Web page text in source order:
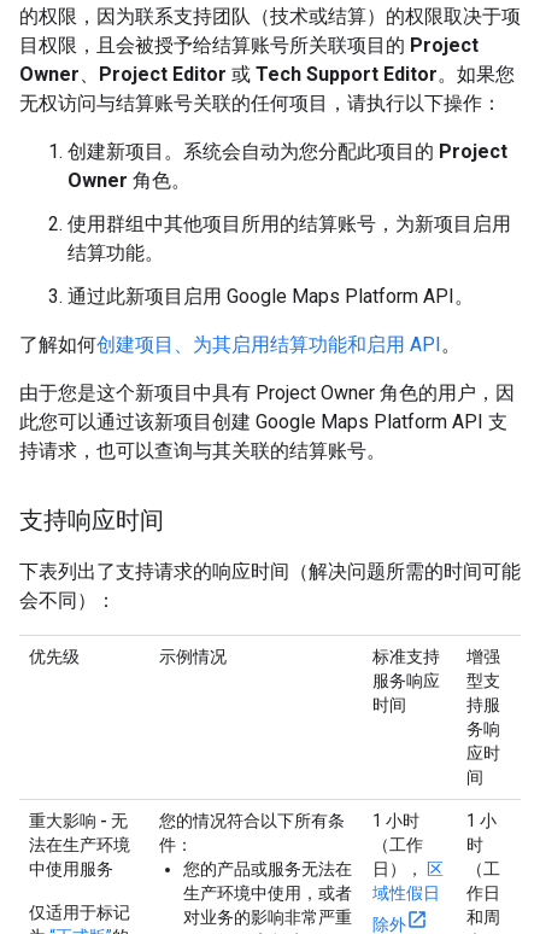
的权限，因为联系支持团队（技术或结算）的权限取决于项
目权限，且会被授予给结算账号所关联项目的 Project
Owner
Project Editor 或 Tech Support Editor。如果您
无权访问与结算账号关联的任何项目，请执行以下操作：
创建新项目。系统会自动为您分配此项目的 Project
Owner 角色。
使用群组中其他项目所用的结算账号，为新项目启用
结算功能。
通过此新项目启用 Google Maps Platform API。
了解如何创建项目、为其启用结算功能和启用 API。
由于您是这个新项目中具有 Project Owner 角色的用户，因
此您可以通过该新项目创建 Google Maps Platform API 支
持请求，也可以查询与其关联的结算账号。
支持响应时间
下表列出了支持请求的响应时间（解决问题所需的时间可能
会不同）：
优先级 示例情况
标准支持
服务响应
时间
增强
型支
持服
务响
应时
间
重大影响 - 无
法在生产环境
中使用服务
仅适用于标记
您的情况符合以下所有条
件：
您的产品或服务无法在
生产环境中使用，或者
对业务的影响非常严重
1 小时
（工作
日），
区
域性假日
除外
1 小
时
（工
作日
和周